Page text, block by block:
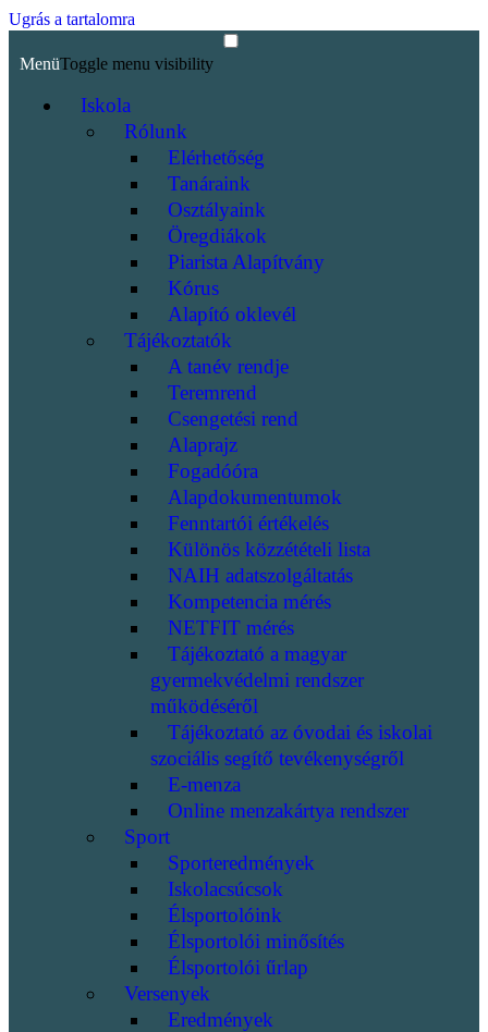
Ugrás a tartalomra
MenüToggle menu visibility
Iskola
Rólunk
Elérhetőség
Tanáraink
Osztályaink
Öregdiákok
Piarista Alapítvány
Kórus
Alapító oklevél
Tájékoztatók
A tanév rendje
Teremrend
Csengetési rend
Alaprajz
Fogadóóra
Alapdokumentumok
Fenntartói értékelés
Különös közzétételi lista
NAIH adatszolgáltatás
Kompetencia mérés
NETFIT mérés
Tájékoztató a magyar
gyermekvédelmi rendszer
működéséről
Tájékoztató az óvodai és iskolai
szociális segítő tevékenységről
E-menza
Online menzakártya rendszer
Sport
Sporteredmények
Iskolacsúcsok
Élsportolóink
Élsportolói minősítés
Élsportolói űrlap
Versenyek
Eredmények